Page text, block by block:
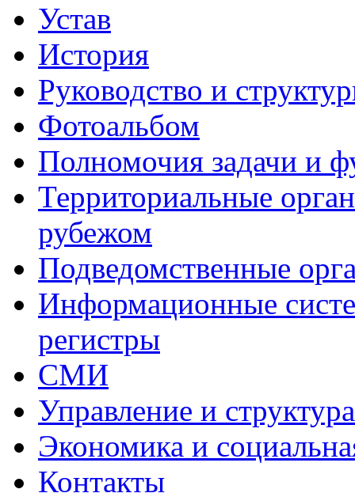
Устав
История
Руководство и
Фотоальбом
Полномочия задачи и
Территориальные
рубежом
Подведомственные
Информационные
регистры
СМИ
Управление и
Экономика и
Контакты